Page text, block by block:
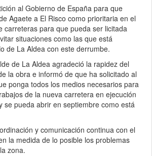
al Gobierno de España para que
Agaete a El Risco como prioritaria en el
carreteras para que pueda ser licitada
situaciones como las que está
de La Aldea con este derrumbe.
de La Aldea agradeció la rapidez del
la obra e informó de que ha solicitado al
ponga todos los medios necesarios para
de la nueva carretera en ejecución
se pueda abrir en septiembre como está
y comunicación continua con el
la medida de lo posible los problemas
zona.